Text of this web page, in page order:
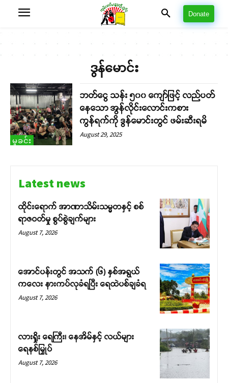
Donate
ဒွန်မောင်း
မှုခင်း
ဘတ်ငွေ သန်း ၅၀၀ ကျော်ဖြင့် လည်ပတ်
နေသော အွန်လိုင်းလောင်းကစား
ကွန်ရက်ကို ဒွန်မောင်းတွင် ဖမ်းဆီးရမိ
August 29, 2025
Latest news
ထိုင်းရောက် အာဏာသိမ်းသမ္မတနှင့် စစ်
ရာဇဝတ်မှု စွပ်စွဲချက်များ
August 7, 2026
အောင်ပန်းတွင် အသက် (၆) နှစ်အရွယ်
ကလေး နားကပ်လုခံရပြီး ရေထဲပစ်ချခံရ
August 7, 2026
လားရှိုး ရေကြီး၊ နေအိမ်နှင့် လယ်များ
ရေနစ်မြှုပ်
August 7, 2026